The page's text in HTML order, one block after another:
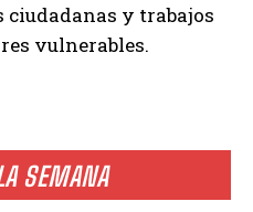
SEMANA
ciudadanas y trabajos
vulnerables.